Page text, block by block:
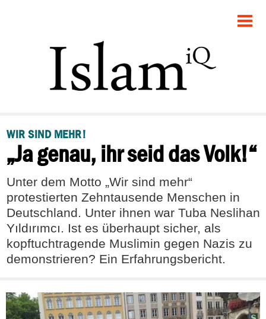
POLITIK
DEBATTE
PANORAMA
RECHT
FEUILLETON
WIR SIND MEHR!
„Ja genau, ihr seid das Volk!“
Unter dem Motto „Wir sind mehr“
protestierten Zehntausende Menschen in
Deutschland. Unter ihnen war Tuba Neslihan
Yıldırımcı. Ist es überhaupt sicher, als
kopftuchtragende Muslimin gegen Nazis zu
demonstrieren? Ein Erfahrungsbericht.